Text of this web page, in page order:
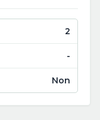
2
-
Non